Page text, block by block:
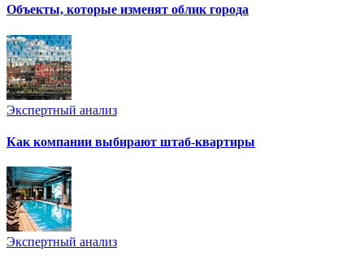
Объекты, которые изменят облик города
Экспертный анализ
Как компании выбирают штаб-квартиры
Экспертный анализ